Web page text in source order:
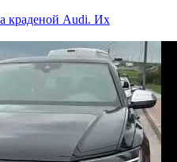
краденой Audi. Их